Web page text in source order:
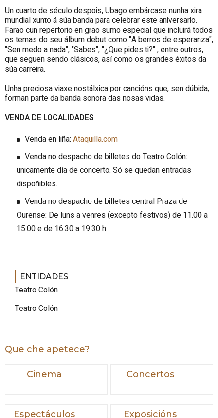
Un cuarto de século despois, Ubago embárcase nunha xira
mundial xunto á súa banda para celebrar este aniversario.
Farao cun repertorio en grao sumo especial que incluirá todos
os temas do seu álbum debut como "A berros de esperanza",
"Sen medo a nada", "Sabes", "¿Que pides ti?" , entre outros,
que seguen sendo clásicos, así como os grandes éxitos da
súa carreira.
Unha preciosa viaxe nostálxica por cancións que, sen dúbida,
forman parte da banda sonora das nosas vidas.
VENDA DE LOCALIDADES
Venda en liña: Ataquilla.com
Venda no despacho de billetes do Teatro Colón:
unicamente día de concerto. Só se quedan entradas
dispoñibles.
Venda no despacho de billetes central Praza de
Ourense: De luns a venres (excepto festivos) de 11.00 a
15.00 e de 16.30 a 19.30 h.
ENTIDADES
Teatro Colón
Teatro Colón
Que che apetece?
Cinema Concertos
Espectáculos Exposicións